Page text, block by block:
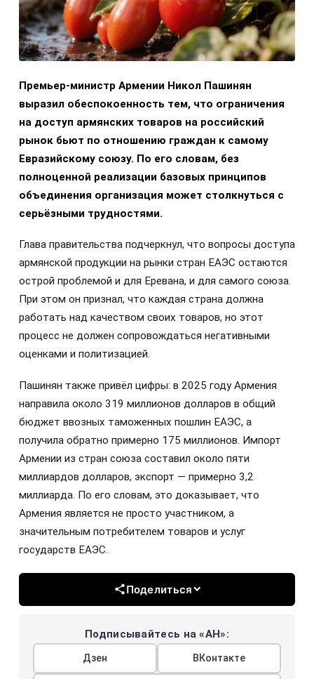
Премьер-министр Армении Никол Пашинян
выразил обеспокоенность тем, что ограничения
на доступ армянских товаров на российский
рынок бьют по отношению граждан к самому
Евразийскому союзу. По его словам, без
полноценной реализации базовых принципов
объединения организация может столкнуться с
серьёзными трудностями.
Глава правительства подчеркнул, что вопросы доступа
армянской продукции на рынки стран ЕАЭС остаются
острой проблемой и для Еревана, и для самого союза.
При этом он признал, что каждая страна должна
работать над качеством своих товаров, но этот
процесс не должен сопровождаться негативными
оценками и политизацией.
Пашинян также привёл цифры: в 2025 году Армения
направила около 319 миллионов долларов в общий
бюджет ввозных таможенных пошлин ЕАЭС, а
получила обратно примерно 175 миллионов. Импорт
Армении из стран союза составил около пяти
миллиардов долларов, экспорт — примерно 3,2
миллиарда. По его словам, это доказывает, что
Армения является не просто участником, а
значительным потребителем товаров и услуг
государств ЕАЭС.
Поделиться
Подписывайтесь на «АН»:
Дзен ВКонтакте